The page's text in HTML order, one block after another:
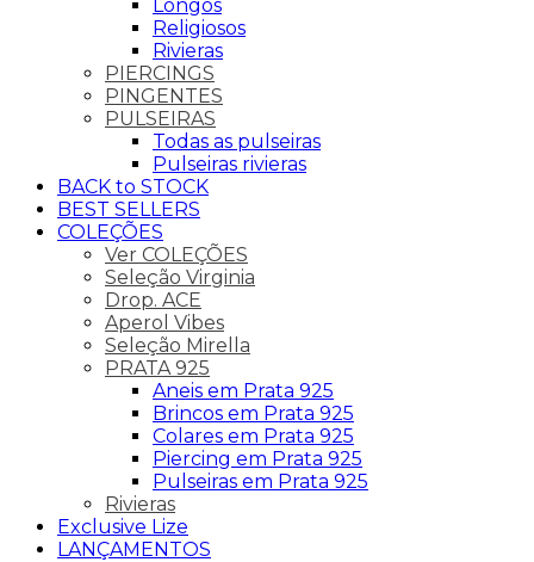
Longos
Religiosos
Rivieras
PIERCINGS
PINGENTES
PULSEIRAS
Todas as pulseiras
Pulseiras rivieras
BACK to STOCK
BEST SELLERS
COLEÇÕES
Ver COLEÇÕES
Seleção Virginia
Drop. ACE
Aperol Vibes
Seleção Mirella
PRATA 925
Aneis em Prata 925
Brincos em Prata 925
Colares em Prata 925
Piercing em Prata 925
Pulseiras em Prata 925
Rivieras
Exclusive Lize
LANÇAMENTOS